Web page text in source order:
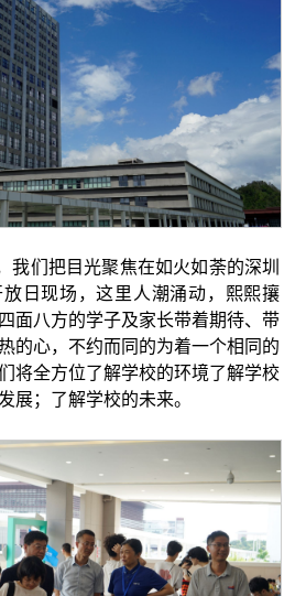
我们把目光聚焦在如火如荼的深圳
日现场，这里人潮涌动，熙熙攘
面八方的学子及家长带着期待、带
的心，不约而同的为着一个相同的
将全方位了解学校的环境了解学校
展；了解学校的未来。